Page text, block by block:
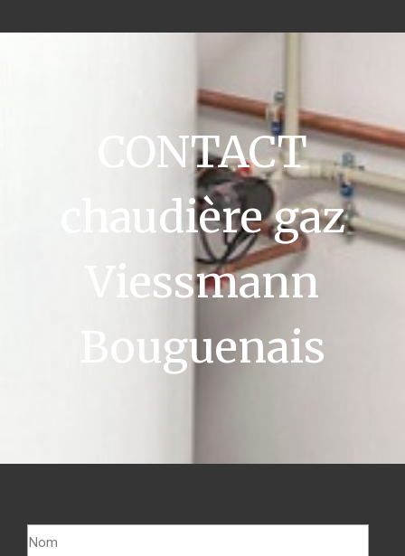
CONTACT
chaudière gaz
Viessmann
Bouguenais